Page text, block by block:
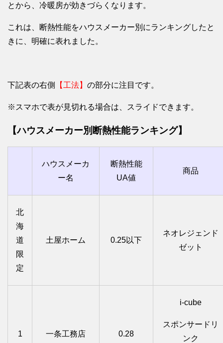
とから、冷暖房が効きづらくなります。
これは、断熱性能をハウスメーカー別にランキングしたと
きに、明確に表れました。
下記表の右側 【工法】 の部分に注目です。
※スマホで表が見切れる場合は、スライドできます。
【ハウスメーカー別断熱性能ランキング】
ハウスメーカ
ー名
断熱性能
UA値
商品
北
海
道
限
定
土屋ホーム 0.25以下
ネオレジェンド
ゼット
1 一条工務店 0.28
i-cube
スポンサードリ
ンク